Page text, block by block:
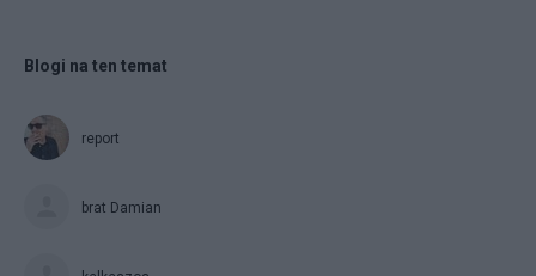
Blogi na ten temat
report
brat Damian